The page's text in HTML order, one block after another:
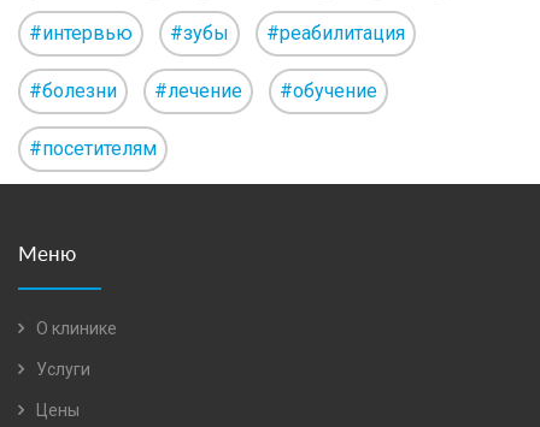
#интервью #зубы #реабилитация
#болезни #лечение #обучение
#посетителям
Меню
О клинике
Услуги
Цены